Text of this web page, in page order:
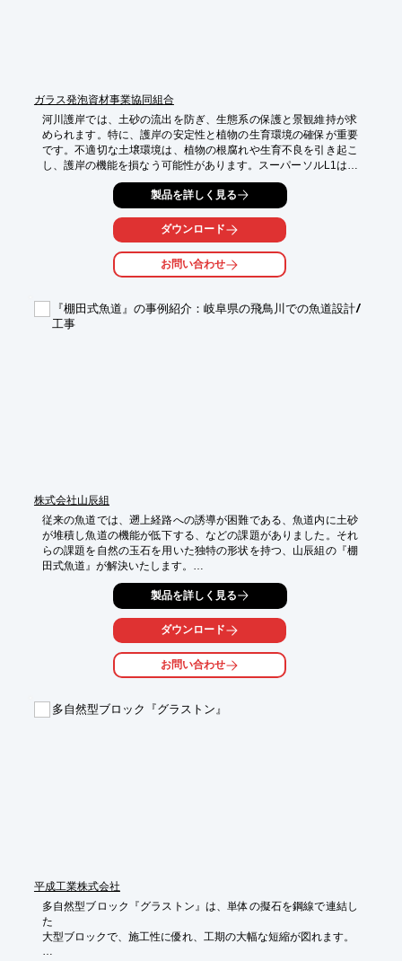
ガラス発泡資材事業協同組合
河川護岸では、土砂の流出を防ぎ、生態系の保護と景観維持が求
められます。特に、護岸の安定性と植物の生育環境の確保が重要
です。不適切な土壌環境は、植物の根腐れや生育不良を引き起こ
し、護岸の機能を損なう可能性があります。スーパーソルL1は、
軽量で水はけと通気性に優れ、植物の生育を促進する土壌改良材
として、護岸の緑化に貢献します。
【活用シーン】
・護岸の法面緑化
・水際の植栽基盤
・根腐れ防止のための排水層
・軽量性により、護岸への負担を軽減
・優れた排水性と通気性で、植物の生育を促進
製品を詳しく見る
ダウンロード
お問い合わせ
『棚田式魚道』の事例紹介：岐阜県の飛鳥川での魚道設計/
工事
株式会社山辰組
従来の魚道では、遡上経路への誘導が困難である、魚道内に土砂
が堆積し魚道の機能が低下する、などの課題がありました。それ
らの課題を自然の玉石を用いた独特の形状を持つ、山辰組の『棚
田式魚道』が解決いたします。
棚田式魚道のご説明や魚道設計（図面作成、数量計算書作成等）
のご相談、ご提案、お手伝いも行っておりますので、お気軽にお
問い合わせ下さい。
■工事名：第総流防河２号 公共 総合流域防災（河川環境事業）工
■施工写真：本ページの施工写真をご覧ください
製品を詳しく見る
ダウンロード
お問い合わせ
多自然型ブロック『グラストン』
平成工業株式会社
多自然型ブロック『グラストン』は、単体の擬石を鋼線で連結し
た
大型ブロックで、施工性に優れ、工期の大幅な短縮が図れます。